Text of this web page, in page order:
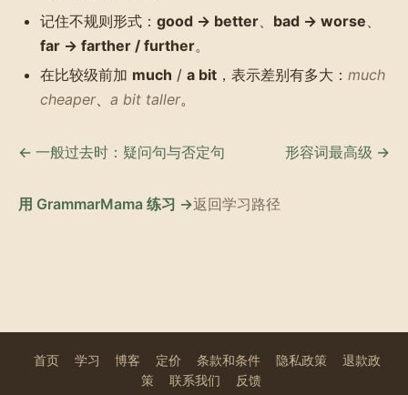
记住不规则形式： good → better bad → worse
far → farther / further。
在比较级前加 much / a bit ，表示差别有多大： much
cheaper、 a bit taller。
← 一般过去时：疑问句与否定句 形容词最高级 →
用 GrammarMama 练习 →返回学习路径
首页 学习 博客 定价 条款和条件 隐私政策
退款政
策
联系我们 反馈